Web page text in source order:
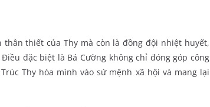
thiết của Thy mà còn là đồng đội nhiệt huyết,
đặc biệt là Bá Cường không chỉ đóng góp công
Thy hòa mình vào sứ mệnh xã hội và mang lại